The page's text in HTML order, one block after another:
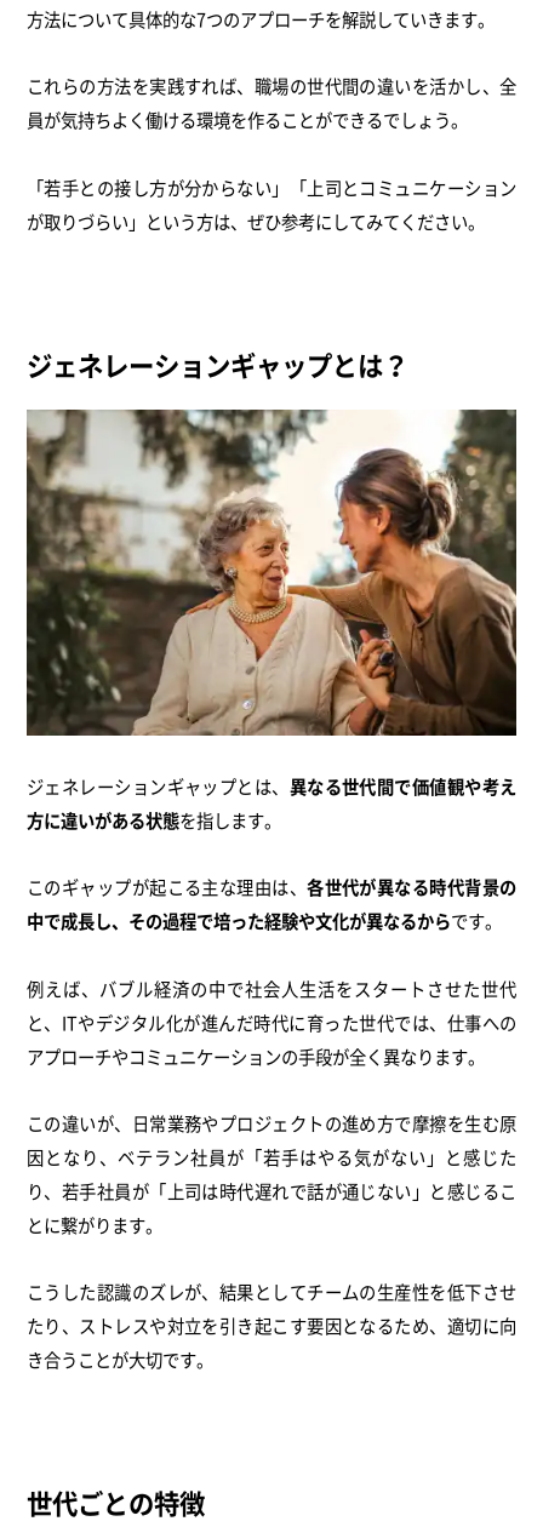
方法について具体的な7つのアプローチを解説していきます。
これらの方法を実践すれば、職場の世代間の違いを活かし、全
員が気持ちよく働ける環境を作ることができるでしょう。
「若手との接し方が分からない」「上司とコミュニケーション
が取りづらい」という方は、ぜひ参考にしてみてください。
ジェネレーションギャップとは？
ジェネレーションギャップとは、 異なる世代間で価値観や考え
方に違いがある状態を指します。
このギャップが起こる主な理由は、各世代が異なる時代背景の
中で成長し、その過程で培った経験や文化が異なるからです。
例えば、バブル経済の中で社会人生活をスタートさせた世代
と、ITやデジタル化が進んだ時代に育った世代では、仕事への
アプローチやコミュニケーションの手段が全く異なります。
この違いが、日常業務やプロジェクトの進め方で摩擦を生む原
因となり、ベテラン社員が「若手はやる気がない」と感じた
り、若手社員が「上司は時代遅れで話が通じない」と感じるこ
とに繋がります。
こうした認識のズレが、結果としてチームの生産性を低下させ
たり、ストレスや対立を引き起こす要因となるため、適切に向
き合うことが大切です。
世代ごとの特徴